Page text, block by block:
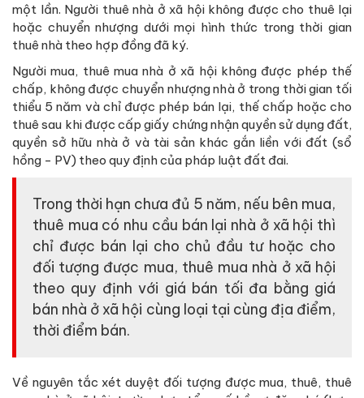
một lần. Người thuê nhà ở xã hội không được cho thuê lại
hoặc chuyển nhượng dưới mọi hình thức trong thời gian
thuê nhà theo hợp đồng đã ký.
Người mua, thuê mua nhà ở xã hội không được phép thế
chấp, không được chuyển nhượng nhà ở trong thời gian tối
thiểu 5 năm và chỉ được phép bán lại, thế chấp hoặc cho
thuê sau khi được cấp giấy chứng nhận quyền sử dụng đất,
quyền sở hữu nhà ở và tài sản khác gắn liền với đất (sổ
hồng - PV) theo quy định của pháp luật đất đai.
Trong thời hạn chưa đủ 5 năm, nếu bên mua,
thuê mua có nhu cầu bán lại nhà ở xã hội thì
chỉ được bán lại cho chủ đầu tư hoặc cho
đối tượng được mua, thuê mua nhà ở xã hội
theo quy định với giá bán tối đa bằng giá
bán nhà ở xã hội cùng loại tại cùng địa điểm,
thời điểm bán.
Về nguyên tắc xét duyệt đối tượng được mua, thuê, thuê